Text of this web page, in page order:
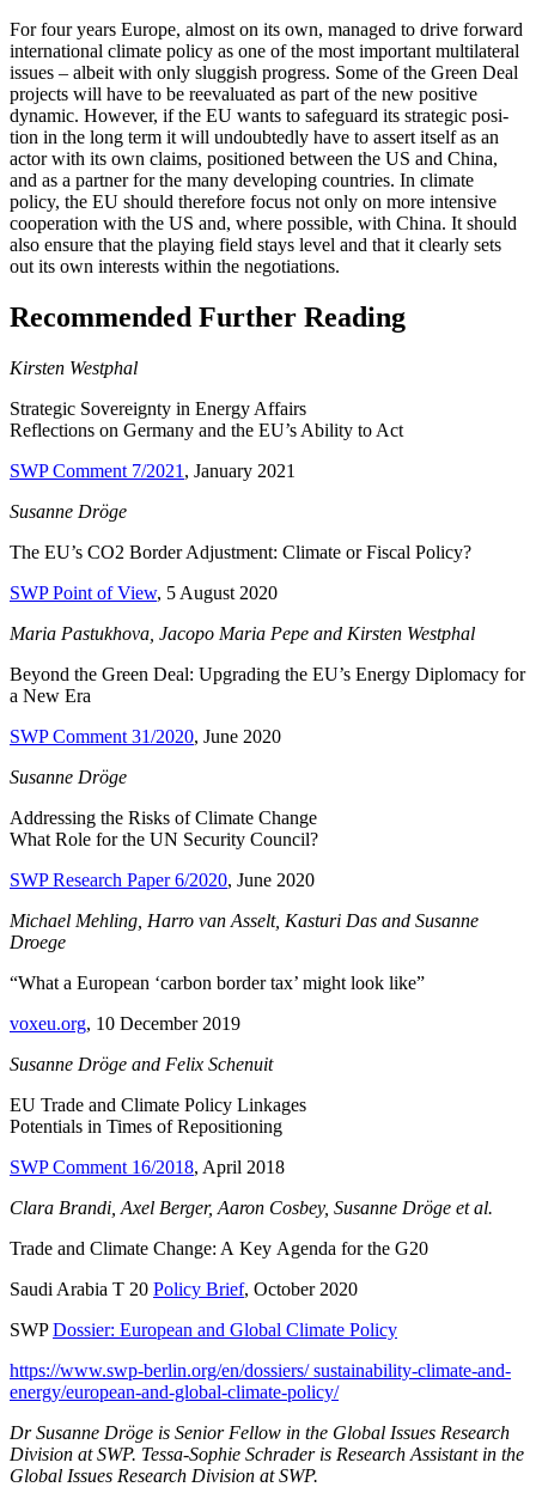
For four years Europe, almost on its own, managed to drive forward
international cli­mate policy as one of the most important multilateral
issues – albeit with only slug­gish progress. Some of the Green Deal
projects will have to be reevaluated as part of the new positive
dynamic. However, if the EU wants to safeguard its strategic posi­
tion in the long term it will undoubtedly have to assert itself as an
actor with its own claims, positioned between the US and China,
and as a partner for the many devel­oping countries. In climate
policy, the EU should therefore focus not only on more intensive
cooperation with the US and, where possible, with China. It should
also ensure that the playing field stays level and that it clearly sets
out its own interests with­in the negotiations.
Recommended Further Reading
Kirsten Westphal
Strategic Sovereignty in Energy Affairs
Reflections on Germany and the EU’s Ability to Act
SWP Comment 7/2021 , January 2021
Susanne Dröge
The EU’s CO2 Border Adjustment: Climate or Fiscal Policy?
SWP Point ofView, 5 August 2020
Maria Pastukhova, Jacopo Maria Pepe and Kirsten Westphal
Beyond the Green Deal: Upgrading the EU’s Energy Diplomacy for
a New Era
SWP Comment 31/2020, June 2020
Susanne Dröge
Addressing the Risks of Climate Change
What Role for the UN Security Council?
SWP Research Paper 6/2020, June 2020
Michael Mehling, Harro van Asselt, Kasturi Das and Susanne
Droege
“What a European ‘carbon border tax’ might look like”
voxeu.org, 10 December 2019
Susanne Dröge and Felix Schenuit
EU Trade and Climate Policy Linkages
Potentials in Times of Repositioning
SWP Comment 16/2018, April 2018
Clara Brandi, Axel Berger, Aaron Cosbey, Susanne Dröge et al.
Trade and Climate Change: A Key Agenda for the G20
Saudi Arabia T 20 Policy Brief, October2020
SWPDossier: European and Global Climate Policy
https://www.swp-berlin.org/en/dossiers/ sustainability-climate-and-
energy/european-and-global-climate-policy/
Dr Susanne Dröge is Senior Fellow in the Global Issues Research
Division at SWP. Tessa‑Sophie Schrader is Research Assistant in the
Global Issues Research Division at SWP.